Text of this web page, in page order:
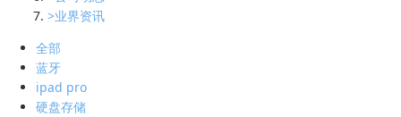
>业界资讯
全部
蓝牙
ipad pro
硬盘存储